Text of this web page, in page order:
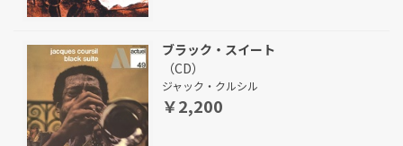
ブラック・スイート
（CD）
ジャック・クルシル
￥2,200